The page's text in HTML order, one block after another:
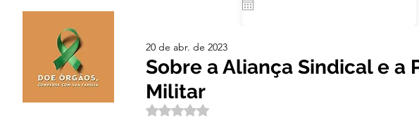
Sobre a Aliança Sindical e a
Militar
20 de abr. de 2023
Avaliado com NaN de 5 estrelas.